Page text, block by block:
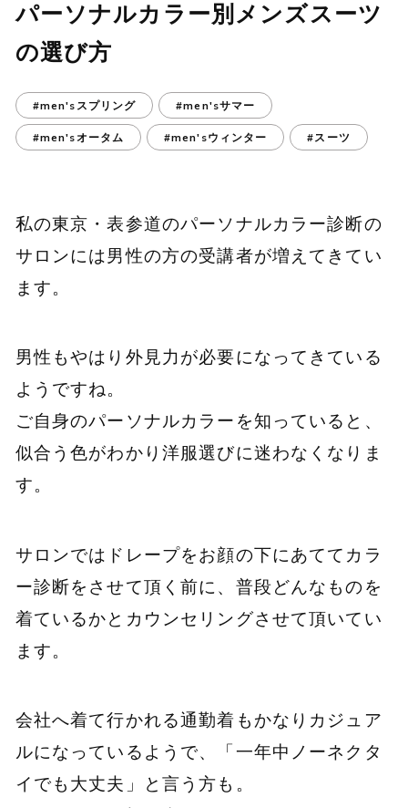
パーソナルカラー別メンズスーツ
の選び方
#men'sスプリング #men'sサマー
#men'sオータム #men'sウィンター #スーツ
私の東京・表参道のパーソナルカラー診断の
サロンには男性の方の受講者が増えてきてい
ます。
男性もやはり外見力が必要になってきている
ようですね。
ご自身のパーソナルカラーを知っていると、
似合う色がわかり洋服選びに迷わなくなりま
す。
サロンではドレープをお顔の下にあててカラ
ー診断をさせて頂く前に、普段どんなものを
着ているかとカウンセリングさせて頂いてい
ます。
会社へ着て行かれる通勤着もかなりカジュア
ルになっているようで、「一年中ノーネクタ
イでも大丈夫」と言う方も。